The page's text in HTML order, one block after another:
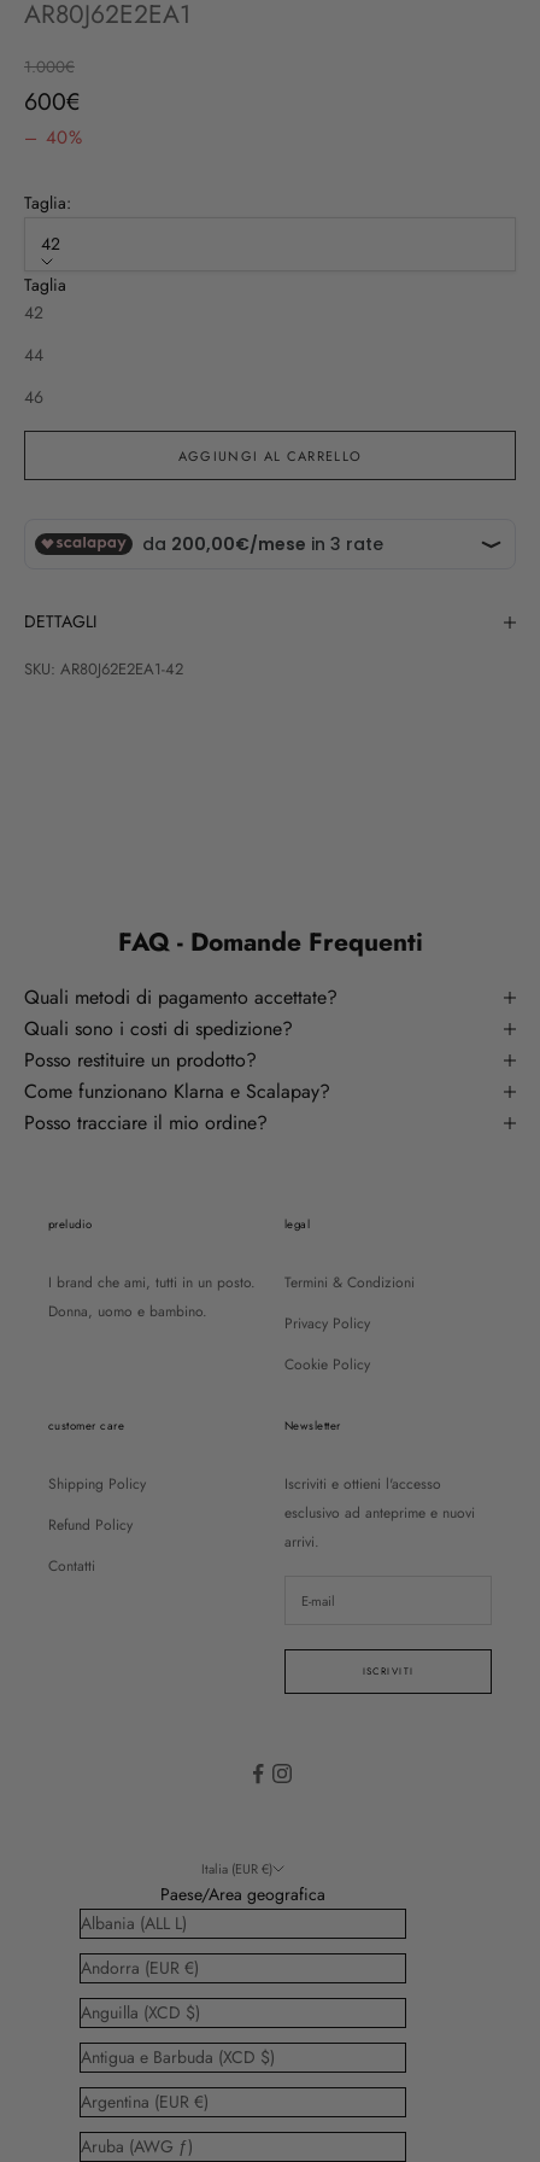
AR80J62E2EA1
Prezzo
1.000€
Prezzo scontato
600€
– 40%
Taglia:
42
Taglia
42
44
46
AGGIUNGI AL CARRELLO
DETTAGLI
SKU: AR80J62E2EA1-42
FAQ - Domande Frequenti
Quali metodi di pagamento accettate?
Quali sono i costi di spedizione?
Posso restituire un prodotto?
Come funzionano Klarna e Scalapay?
Posso tracciare il mio ordine?
preludio
I brand che ami, tutti in un posto.
Donna, uomo e bambino.
legal
Termini & Condizioni
Privacy Policy
Cookie Policy
customer care
Shipping Policy
Refund Policy
Contatti
Newsletter
Iscriviti e ottieni l'accesso
esclusivo ad anteprime e nuovi
arrivi.
ISCRIVITI
Italia (EUR €)
Paese/Area geografica
Albania (ALL L)
Andorra (EUR €)
Anguilla (XCD $)
Antigua e Barbuda (XCD $)
Argentina (EUR €)
Aruba (AWG ƒ)